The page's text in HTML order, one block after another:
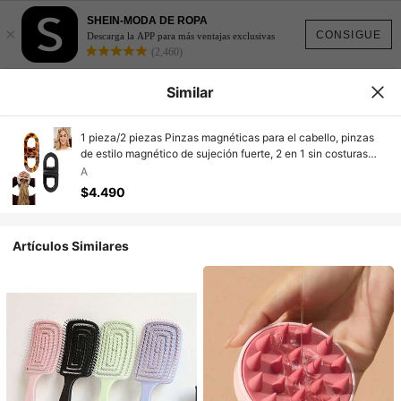
CONSIGUE
×
SHEIN-MODA DE ROPA
Descarga la APP para más ventajas exclusivas
(2,460)
Similar
1 pieza/2 piezas Pinzas magnéticas para el cabello, pinzas
de estilo magnético de sujeción fuerte, 2 en 1 sin costuras
para salón, hogar y peinado diario, intuitivas y antideslizantes
A
$4.490
Artículos Similares